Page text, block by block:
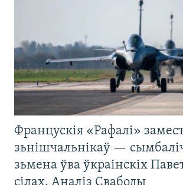
Францускія «Рафалі»
зьнішчальнікаў —
зьмена ўва ўкраінскіх